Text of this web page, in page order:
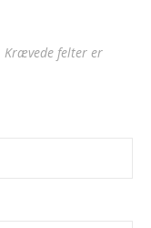
Krævede felter er